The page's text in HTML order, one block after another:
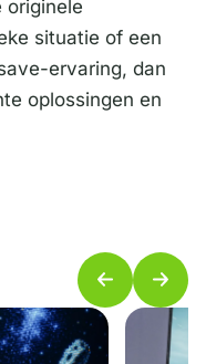
originele
situatie of een
ervaring, dan
oplossingen en